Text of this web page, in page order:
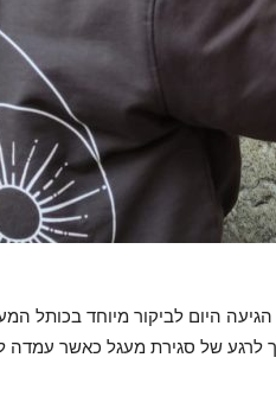
בשבי חמאס בעזה, הגיעה היום לביקור מיוחד
לרגע של סגירת מעגל כאשר עמדה